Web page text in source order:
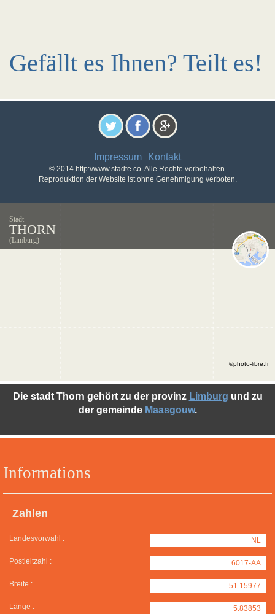
Gefällt es Ihnen? Teilt es!
Impressum - Kontakt
© 2014 http://www.stadte.co. Alle Rechte vorbehalten.
Reproduktion der Website ist ohne Genehmigung verboten.
Stadt
THORN
(Limburg)
Informations
Zahlen
Landesvorwahl : NL
Postleitzahl : 6017-AA
Breite : 51.15977
Länge : 5.83853
Die stadt Thorn gehört zu der provinz Limburg und zu
der gemeinde Maasgouw.
©photo-libre.fr